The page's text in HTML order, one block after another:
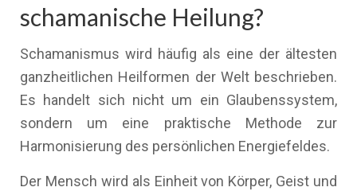
schamanische Heilung?
Schamanismus wird häufig als eine der ältesten
ganzheitlichen Heilformen der Welt beschrieben.
Es handelt sich nicht um ein Glaubenssystem,
sondern um eine praktische Methode zur
Harmonisierung des persönlichen Energiefeldes.
Der Mensch wird als Einheit von Körper, Geist und